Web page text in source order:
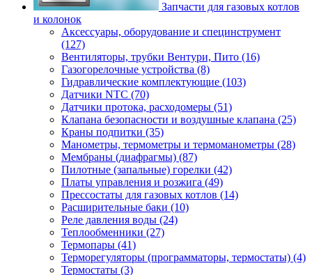
Запчасти для газовых котлов
и колонок
Аксессуары, оборудование и специнструмент
(127)
Вентиляторы, трубки Вентури, Пито (16)
Газогорелочные устройства (8)
Гидравлические комплектующие (103)
Датчики NTC (70)
Датчики протока, расходомеры (51)
Клапана безопасности и воздушные клапана (25)
Краны подпитки (35)
Манометры, термометры и термоманометры (28)
Мембраны (диафрагмы) (87)
Пилотные (запальные) горелки (42)
Платы управления и розжига (49)
Прессостаты для газовых котлов (14)
Расширительные баки (10)
Реле давления воды (24)
Теплообменники (27)
Термопары (41)
Терморегуляторы (программаторы, термостаты) (4)
Термостаты (3)